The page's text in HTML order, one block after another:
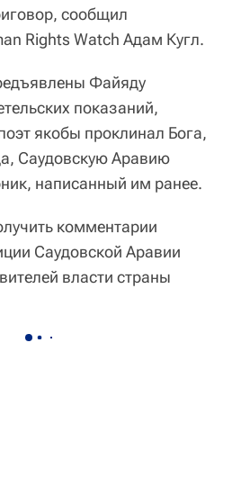
сообщил
Rights Watch Адам Кугл.
Файяду
показаний,
якобы проклинал Бога,
Саудовскую Аравию
написанный им ранее.
комментарии
Саудовской Аравии
власти страны